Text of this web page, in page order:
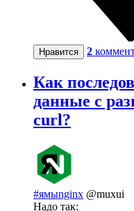
Нравится 2
Как
данные с
curl?
#ямыnginx @muxui
Надо так: